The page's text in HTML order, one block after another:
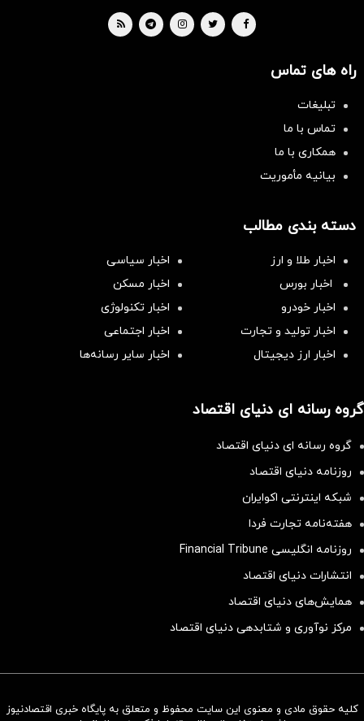
راه های تماس
تبلیغات
تماس با ما
همکاری با ما
بیانیه مأموریت
دسته بندی مطالب
اخبار طلا و ارز
اخبار سیاسی
اخبار بورس
اخبار مسکن
اخبار خودرو
اخبار تکنولوژی
اخبار تولید و تجارت
اخبار اجتماعی
اخبار ارز دیجیتال
اخبار سایر رسانه‌‌ها
گروه رسانه ای دنیای اقتصاد
گروه رسانه ای دنیای اقتصاد
روزنامه دنیای اقتصاد
شبکه اینترنتی اکوایران
هفته‌نامه تجارت فردا
روزنامه انگلیسی Financial Tribune
انتشارات دنیای اقتصاد
همایش‌های دنیای اقتصاد
مرکز نوآوری و شتابدهی دنیای اقتصاد
کلیه حقوق مادی و معنوی این سایت محفوظ و متعلق به پایگاه خبری اقتصادنیوز